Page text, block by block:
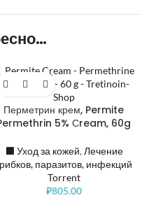
Перметрин крем, Permite
5% Сream, 60g
⬛️ Уход за кожей,Лечение
паразитов, инфекций
Torrent
₽805.00